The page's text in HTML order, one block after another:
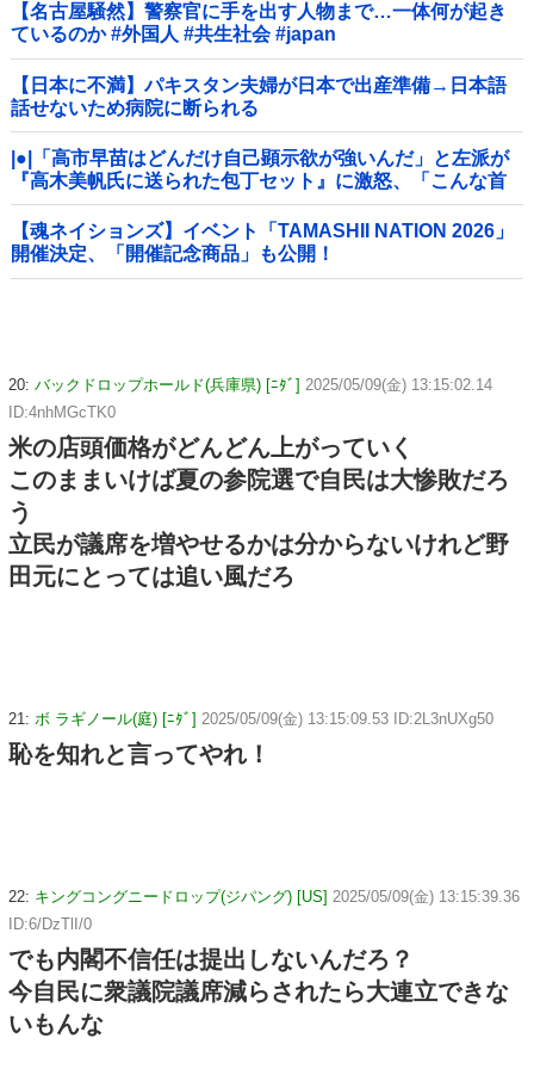
【名古屋騒然】警察官に手を出す人物まで…一体何が起き
ているのか #外国人 #共生社会 #japan
【日本に不満】パキスタン夫婦が日本で出産準備→日本語
話せないため病院に断られる
|●|「高市早苗はどんだけ自己顕示欲が強いんだ」と左派が
『高木美帆氏に送られた包丁セット』に激怒、「こんな首
相は見たことがない」と言い張るも……
【魂ネイションズ】イベント「TAMASHII NATION 2026」
開催決定、「開催記念商品」も公開！
20: バックドロップホールド(兵庫県) [ﾆﾀﾞ] 2025/05/09(金) 13:15:02.14
ID:4nhMGcTK0
米の店頭価格がどんどん上がっていく
このままいけば夏の参院選で自民は大惨敗だろ
う
立民が議席を増やせるかは分からないけれど野
田元にとっては追い風だろ
21: ボ ラギノール(庭) [ﾆﾀﾞ] 2025/05/09(金) 13:15:09.53 ID:2L3nUXg50
恥を知れと言ってやれ！
22: キングコングニードロップ(ジパング) [US] 2025/05/09(金) 13:15:39.36
ID:6/DzTlI/0
でも内閣不信任は提出しないんだろ？
今自民に衆議院議席減らされたら大連立できな
いもんな